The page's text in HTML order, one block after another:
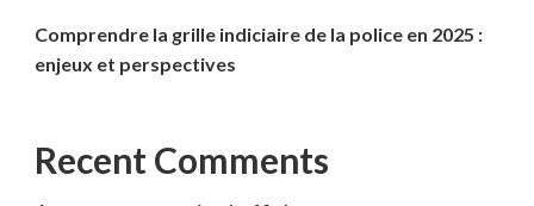
Comprendre la grille indiciaire de la police en 2025 :
enjeux et perspectives
Recent Comments